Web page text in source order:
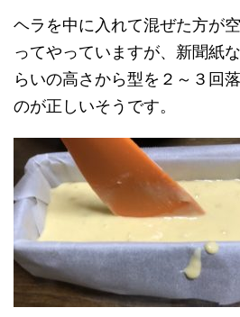
ヘラを中に入れて混ぜた方が
ってやっていますが、新聞紙
らいの高さから型を２～３回
のが正しいそうです。